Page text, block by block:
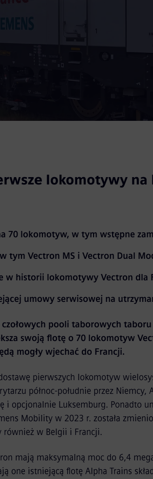
lokomotywy na
70 lokomotyw, w tym wstępne
tym Vectron MS i Vectron Dual
w historii lokomotywy Vectron dla
umowy serwisowej na
czołowych pooli taborowych
swoją flotę o 70 lokomotyw
mogły wjechać do Francji.
pierwszych lokomotyw
północ-południe przez Niemcy,
i opcjonalnie Luksemburg. Ponadto
Mobility w 2023 r. została
w Belgii i Francji.
mają maksymalną moc do 6,4
one istniejącą flotę Alpha Trains